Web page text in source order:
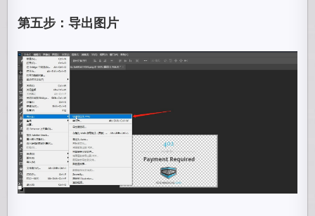
第五步：导出图片